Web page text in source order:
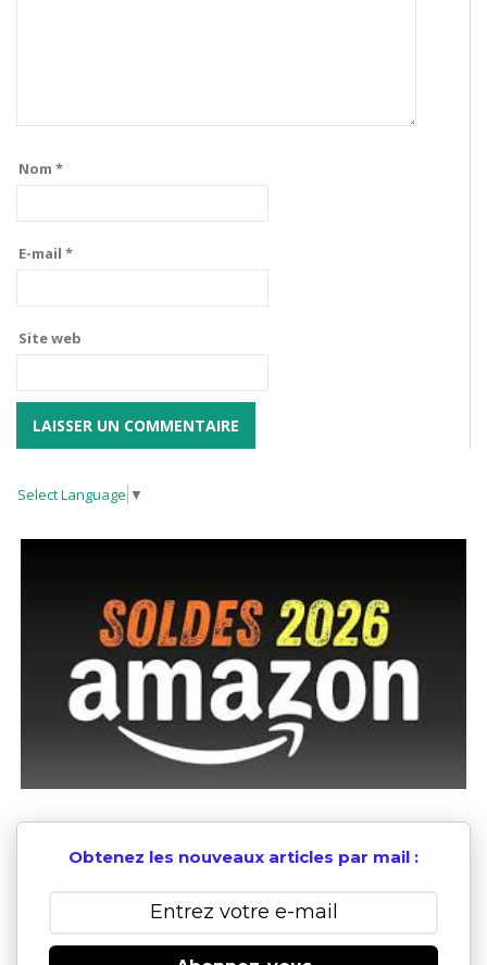
Nom *
E-mail *
Site web
Select Language ▼
Obtenez les nouveaux articles par mail :